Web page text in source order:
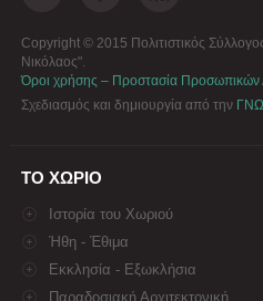
Copyright © 2015 Πολιτιστικός
Νικόλαος".
Όροι χρήσης – Προστασία Προσωπικών
Σχεδιασμός και δημιουργία από την
ΤΟ ΧΩΡΙΟ
Ιστορία του Χωριού
Ήθη - Έθιμα
Εκκλησία - Εξωκλήσια
Παραδοσιακή Αρχιτεκτονική